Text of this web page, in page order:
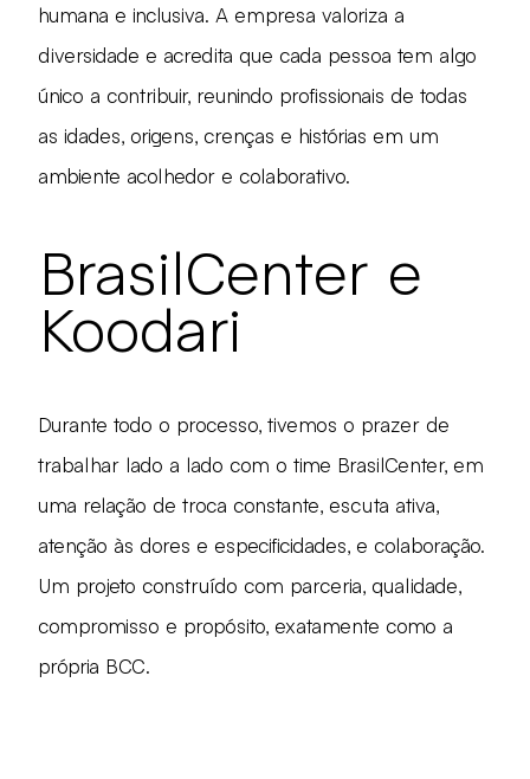
humana e inclusiva. A empresa valoriza a
diversidade e acredita que cada pessoa tem algo
único a contribuir, reunindo profissionais de todas
as idades, origens, crenças e histórias em um
ambiente acolhedor e colaborativo.
BrasilCenter e
Koodari
Durante todo o processo, tivemos o prazer de
trabalhar lado a lado com o time BrasilCenter, em
uma relação de troca constante, escuta ativa,
atenção às dores e especificidades, e colaboração.
Um projeto construído com parceria, qualidade,
compromisso e propósito, exatamente como a
própria BCC.